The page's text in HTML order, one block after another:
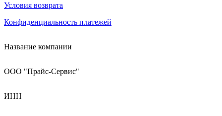
Условия возврата
Конфиденциальность платежей
Название компании
ООО "Прайс-Сервис"
ИНН